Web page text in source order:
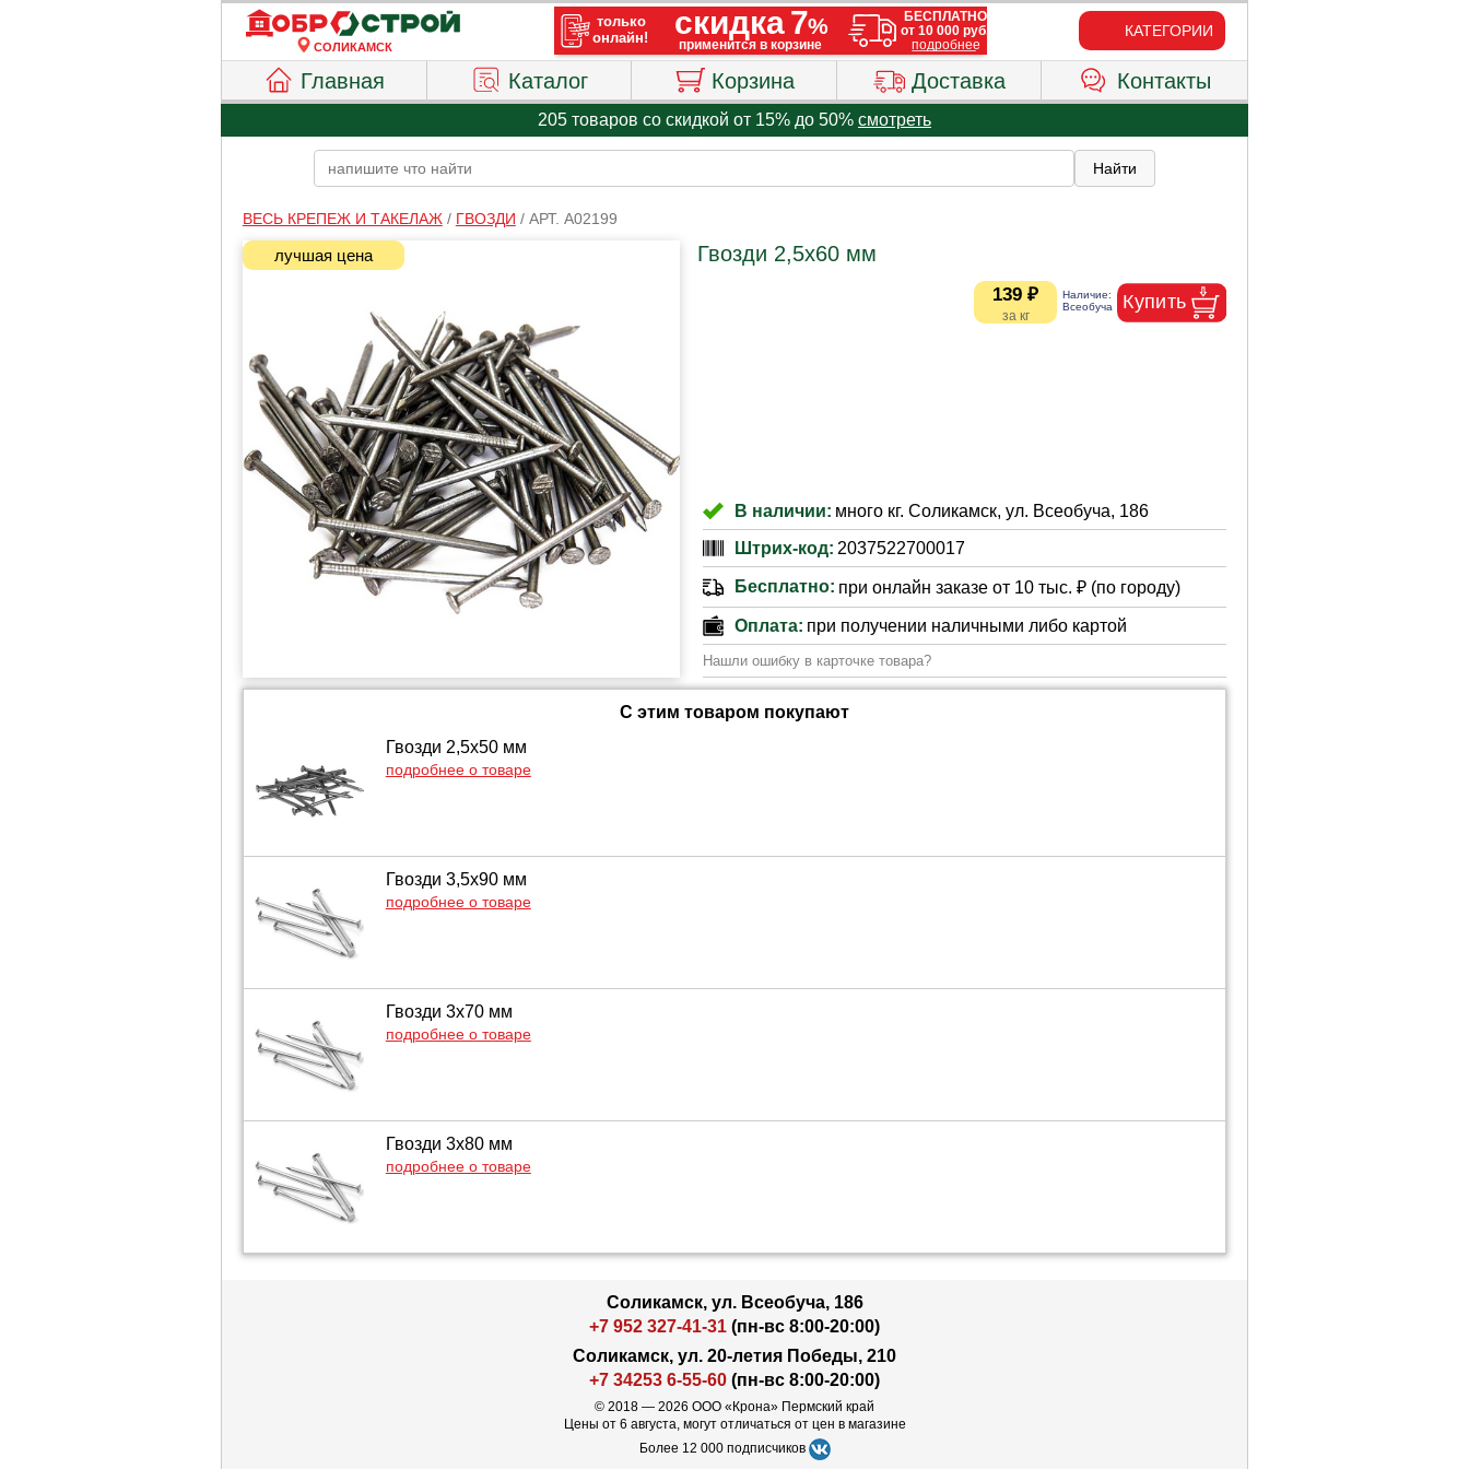
СОЛИКАМСК
КАТЕГОРИИ
Главная Каталог Корзина Доставка Контакты
205 товаров со скидкой от 15% до 50% смотреть
ВЕСЬ КРЕПЕЖ И ТАКЕЛАЖ/ ГВОЗДИ / АРТ. A02199
Гвозди 2,5х60 мм
139 ₽
В наличии: много кг. Соликамск, ул. Всеобуча, 186
Штрих-код: 2037522700017
Бесплатно: при онлайн заказе от 10 тыс. ₽ (по городу)
Оплата: при получении наличными либо картой
Нашли ошибку в карточке товара?
С этим товаром покупают
Гвозди 2,5х50 мм
подробнее о товаре
Гвозди 3,5х90 мм
подробнее о товаре
Гвозди 3х70 мм
подробнее о товаре
Гвозди 3х80 мм
подробнее о товаре
Соликамск, ул. Всеобуча, 186
+7 952 327-41-31 (пн-вс 8:00-20:00)
Соликамск, ул. 20-летия Победы, 210
+7 34253 6-55-60 (пн-вс 8:00-20:00)
© 2018 — 2026 ООО «Крона» Пермский край
Цены от 6 августа, могут отличаться от цен в магазине
Более 12 000 подписчиков